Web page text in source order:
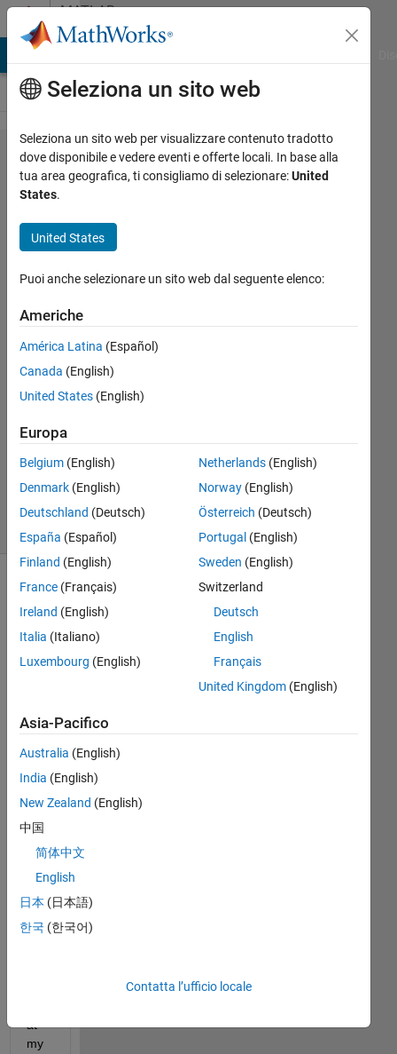
Vai al contenutoMATLAB
Answers
Prediction
Problem
regression
Kuno
17 Feb
2022
1
5 Set 2024
5
Visualizzazioni
(30 giorni)
Hi,
e
got
a
pro
ble
m
reg
ardi
ng
at
my
Seleziona un sito web
Seleziona un sito web per visualizzare contenuto tradotto
dove disponibile e vedere eventi e offerte locali. In base alla
tua area geografica, ti consigliamo di selezionare:United
States.
United States
Puoi anche selezionare un sito web dal seguente elenco:
Americhe
América Latina (Español)
Canada (English)
United States (English)
Europa
Belgium (English)
Denmark (English)
Deutschland (Deutsch)
España (Español)
Finland (English)
France (Français)
Ireland (English)
Italia (Italiano)
Luxembourg (English)
Netherlands(English)
Norway(English)
Österreich (Deutsch)
Portugal (English)
Sweden (English)
Switzerland
Deutsch
English
Français
United Kingdom(English)
Asia-Pacifico
Australia (English)
India (English)
New Zealand (English)
中国
简体中文
English
日本 (日本語)
한국 (한국어)
Contatta l’ufficio locale